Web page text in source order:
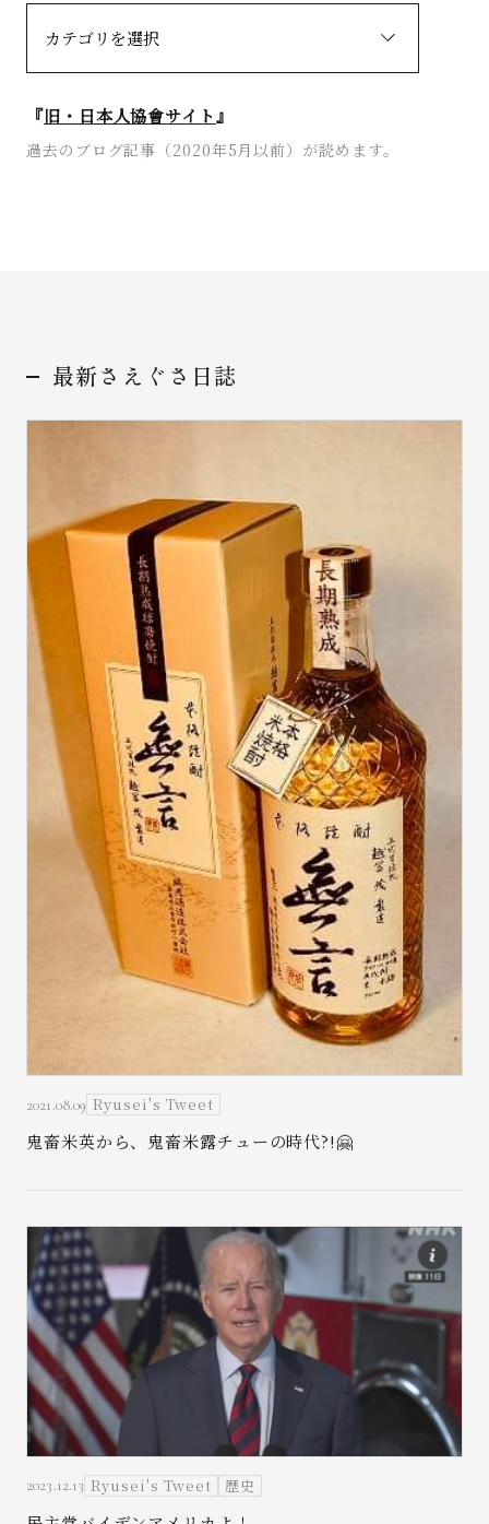
お問い合わせ
『旧・日本人協會サイト』
過去のブログ記事（2020年5月以前）が読めます。
最新さえぐさ日誌
2021.08.09 Ryusei's Tweet
鬼畜米英から、鬼畜米露チューの時代?!🤗
2023.12.13 Ryusei's Tweet 歴史